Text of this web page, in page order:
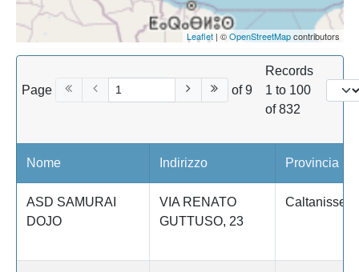
Leaflet| ©OpenStreetMapcontributors
Page of 9
Records
1 to 100
of 832
Nome Indirizzo Provincia
ASD SAMURAI
DOJO
VIA RENATO
GUTTUSO, 23
Caltanissetta